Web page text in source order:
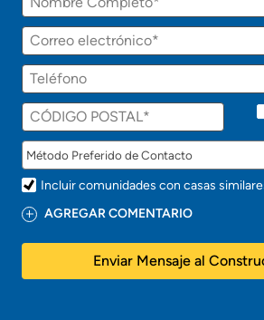
Incluir comunidades con casas
AGREGAR COMENTARIO
Enviar Mensaje al